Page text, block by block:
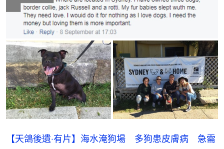
【天鴿後遺‧有片】海水淹狗場 多狗患皮膚病 急需